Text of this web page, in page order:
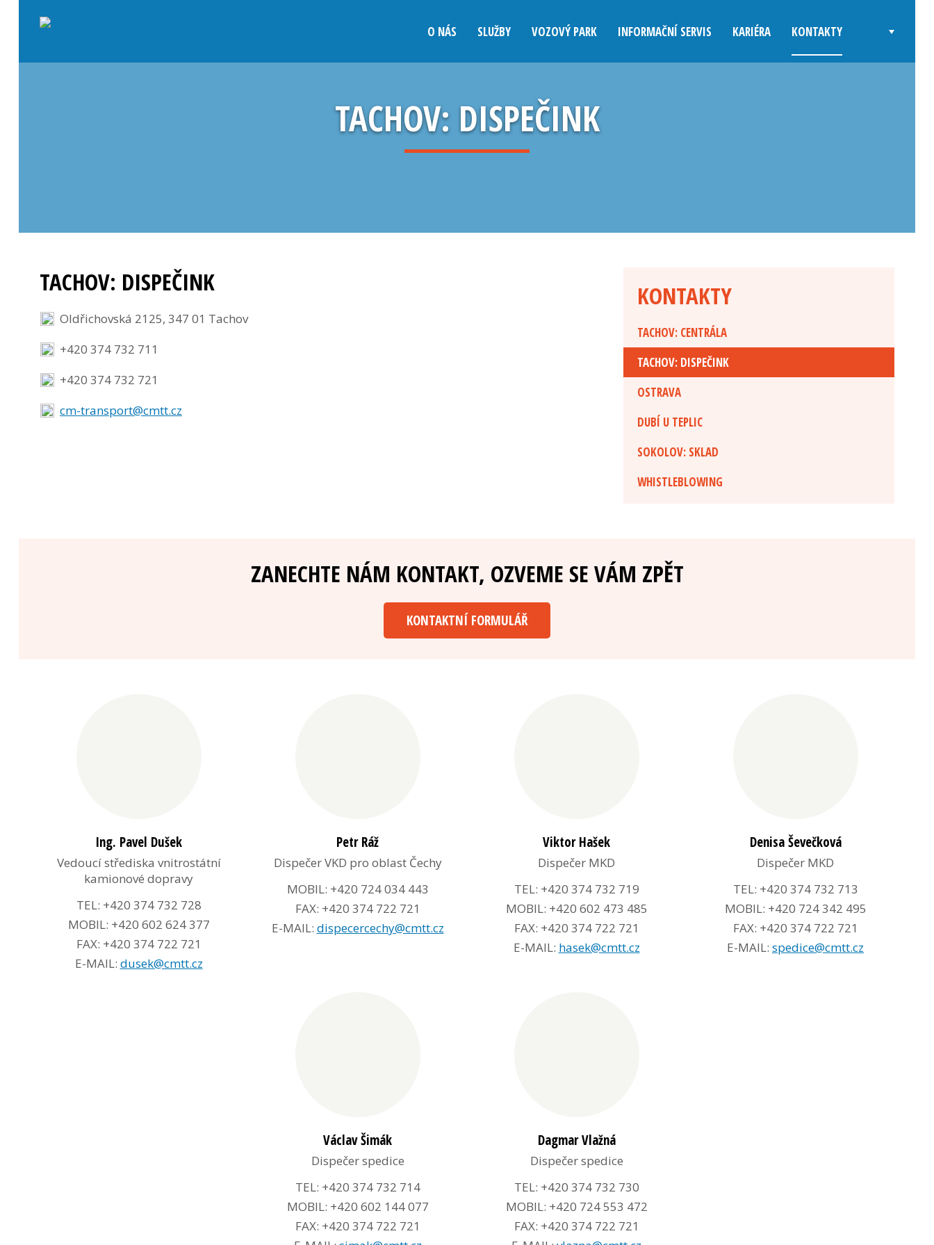
O NÁS SLUŽBY VOZOVÝ PARK INFORMAČNÍ SERVIS KARIÉRA KONTAKTY
TACHOV: DISPEČINK
TACHOV: DISPEČINK
Oldřichovská 2125, 347 01 Tachov
+420 374 732 711
+420 374 732 721
cm-transport@cmtt.cz
KONTAKTY
TACHOV: CENTRÁLA
TACHOV: DISPEČINK
OSTRAVA
DUBÍ U TEPLIC
SOKOLOV: SKLAD
WHISTLEBLOWING
ZANECHTE NÁM KONTAKT, OZVEME SE VÁM ZPĚT
KONTAKTNÍ FORMULÁŘ
Ing. Pavel Dušek
Vedoucí střediska vnitrostátní
kamionové dopravy
TEL: +420 374 732 728
MOBIL: +420 602 624 377
FAX: +420 374 722 721
E-MAIL: dusek@cmtt.cz
Petr Ráž
Dispečer VKD pro oblast Čechy
MOBIL: +420 724 034 443
FAX: +420 374 722 721
E-MAIL: dispecercechy@cmtt.cz
Viktor Hašek
Dispečer MKD
TEL: +420 374 732 719
MOBIL: +420 602 473 485
FAX: +420 374 722 721
E-MAIL: hasek@cmtt.cz
Denisa Ševečková
Dispečer MKD
TEL: +420 374 732 713
MOBIL: +420 724 342 495
FAX: +420 374 722 721
E-MAIL: spedice@cmtt.cz
Václav Šimák
Dispečer spedice
TEL: +420 374 732 714
MOBIL: +420 602 144 077
FAX: +420 374 722 721
Dagmar Vlažná
Dispečer spedice
TEL: +420 374 732 730
MOBIL: +420 724 553 472
FAX: +420 374 722 721